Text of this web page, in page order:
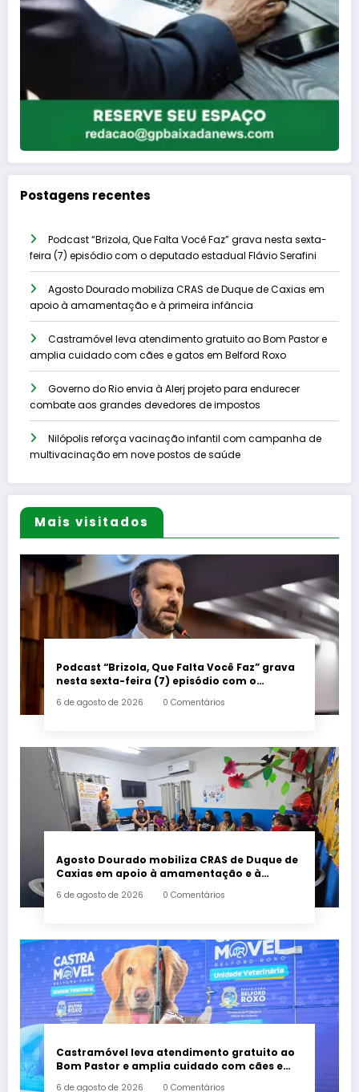
Postagens recentes
Podcast “Brizola, Que Falta Você Faz” grava nesta sexta-
feira (7) episódio com o deputado estadual Flávio Serafini
Agosto Dourado mobiliza CRAS de Duque de Caxias em
apoio à amamentação e à primeira infância
Castramóvel leva atendimento gratuito ao Bom Pastor e
amplia cuidado com cães e gatos em Belford Roxo
Governo do Rio envia à Alerj projeto para endurecer
combate aos grandes devedores de impostos
Nilópolis reforça vacinação infantil com campanha de
multivacinação em nove postos de saúde
Mais visitados
Podcast “Brizola, Que Falta Você Faz” grava
nesta sexta-feira (7) episódio com o
6 de agosto de 2026 0 Comentários
Agosto Dourado mobiliza CRAS de Duque de
Caxias em apoio à amamentação e à
6 de agosto de 2026 0 Comentários
Castramóvel leva atendimento gratuito ao
Bom Pastor e amplia cuidado com cães e
6 de agosto de 2026 0 Comentários